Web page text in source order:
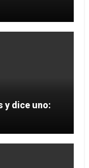
y dice uno: